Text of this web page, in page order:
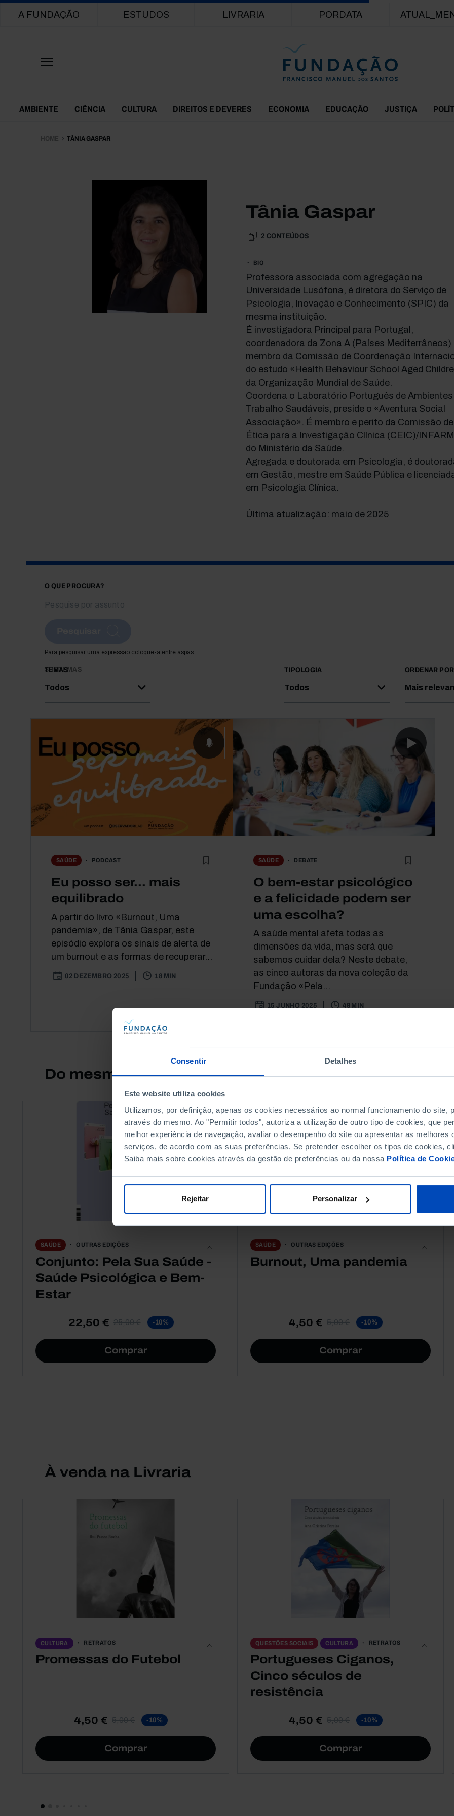
Consentir Detalhes
Este website utiliza cookies
Utilizamos, por definição, apenas os cookies necessários ao normal funcionamento do site,
através do mesmo. Ao "Permitir todos", autoriza a utilização de outro tipo de cookies, que
melhor experiência de navegação, avaliar o desempenho do site ou apresentar as melhores
serviços, de acordo com as suas preferências. Se pretender escolher os tipos de cookies,
Saiba mais sobre cookies através da gestão de preferências ou da nossa Política de
Rejeitar Personalizar
Main navigation
A FUNDAÇÃO ESTUDOS LIVRARIA PORDATA
Themes Menu
AMBIENTE CIÊNCIA CULTURA DIREITOS E DEVERES ECONOMIA EDUCAÇÃO JUSTIÇA
HOME TÂNIA GASPAR
Tânia Gaspar
2 CONTEÚDOS
BIO
Professora associada com agregação na
Universidade Lusófona, é diretora do Serviço de
Psicologia, Inovação e Conhecimento (SPIC) da
mesma instituição.
É investigadora Principal para Portugal,
coordenadora da Zona A (Países Mediterrâneos)
membro da Comissão de Coordenação
do estudo «Health Behaviour School Aged
da Organização Mundial de Saúde.
Coordena o Laboratório Português de Ambientes
Trabalho Saudáveis, preside o «Aventura Social
Associação». É membro e perito da Comissão de
Ética para a Investigação Clínica (CEIC)/
do Ministério da Saúde.
Agregada e doutorada em Psicologia, é
em Gestão, mestre em Saúde Pública e
em Psicologia Clínica.
Última atualização: maio de 2025
O QUE PROCURA?
Para pesquisar uma expressão coloque-a entre aspas
TEMAS
Todos
SUBTEMAS TIPOLOGIA
Todos
ORDENAR POR
Mais
SAÚDE PODCAST
Eu posso ser... mais
equilibrado
A partir do livro «Burnout, Uma
pandemia», de Tânia Gaspar, este
episódio explora os sinais de alerta de
um burnout e as formas de recuperar...
02 DEZEMBRO 2025 18 MIN
SAÚDE DEBATE
O bem-estar psicológico
e a felicidade podem ser
uma escolha?
A saúde mental afeta todas as
dimensões da vida, mas será que
sabemos cuidar dela? Neste debate,
as cinco autoras da nova coleção da
Fundação «Pela...
15 JUNHO 2025 49 MIN
Do mesmo autor
SAÚDE OUTRAS EDIÇÕES
Conjunto: Pela Sua Saúde -
Saúde Psicológica e Bem-
Estar
22,50 € 25,00 € -10%
Comprar
SAÚDE OUTRAS EDIÇÕES
Burnout, Uma pandemia
4,50 € 5,00 € -10%
Comprar
À venda na Livraria
CULTURA RETRATOS
Promessas do Futebol
4,50 € 5,00 € -10%
Comprar
QUESTÕES SOCIAIS CULTURA RETRATOS
Portugueses Ciganos,
Cinco séculos de
resistência
4,50 € 5,00 € -10%
Comprar